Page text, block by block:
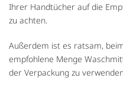
Ihrer Handtücher auf die
zu achten.
Außerdem ist es ratsam,
empfohlene Menge
der Verpackung zu